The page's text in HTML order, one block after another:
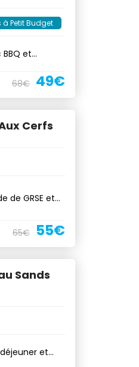
Petit Budget
et
68€ 49€
Cerfs
de GRSE et
65€ 55€
Sands
et